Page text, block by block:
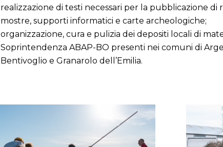
realizzazione di testi necessari per la pubblicazione di
mostre, supporti informatici e carte archeologiche;
organizzazione, cura e pulizia dei depositi locali di
Soprintendenza ABAP-BO presenti nei comuni di
Bentivoglio e Granarolo dell’Emilia.